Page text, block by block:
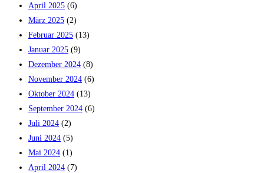
April 2025 (6)
März 2025 (2)
Februar 2025 (13)
Januar 2025 (9)
Dezember 2024 (8)
November 2024 (6)
Oktober 2024 (13)
September 2024 (6)
Juli 2024 (2)
Juni 2024 (5)
Mai 2024 (1)
April 2024 (7)